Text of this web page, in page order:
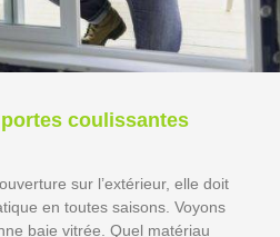
coulissantes
sur l’extérieur, elle doit
en toutes saisons. Voyons
baie vitrée. Quel matériau